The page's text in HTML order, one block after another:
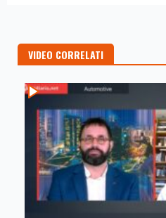
VIDEO CORRELATI